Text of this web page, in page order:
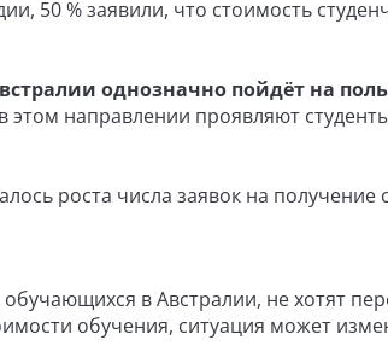
50 % заявили, что стоимость
однозначно пойдёт на
этом направлении проявляют
роста числа заявок на получение
в Австралии, не хотят
обучения, ситуация может